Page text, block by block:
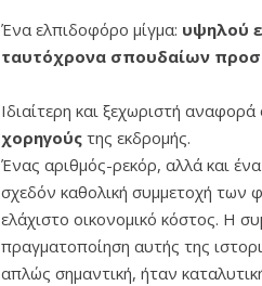
Ένα ελπιδοφόρο μίγμα: υψηλού
ταυτόχρονα σπουδαίων
Ιδιαίτερη και ξεχωριστή
χορηγούςτης εκδρομής.
Ένας αριθμός-ρεκόρ, αλλά και
σχεδόν καθολική συμμετοχή των
ελάχιστο οικονομικό κόστος. Η
πραγματοποίηση αυτής της
απλώς σημαντική, ήταν